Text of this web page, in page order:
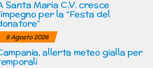
Santa Maria C.V. cresce
per la “Festa del
8 Agosto 2026
allerta meteo gialla per